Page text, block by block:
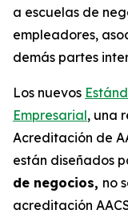
a escuelas de
empleadores,
demás partes
Los nuevos
Empresarial, una
Acreditación de
están diseñados
de negocios, no
acreditación